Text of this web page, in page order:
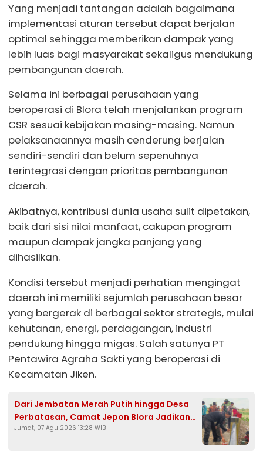
Yang menjadi tantangan adalah bagaimana
implementasi aturan tersebut dapat berjalan
optimal sehingga memberikan dampak yang
lebih luas bagi masyarakat sekaligus mendukung
pembangunan daerah.
Selama ini berbagai perusahaan yang
beroperasi di Blora telah menjalankan program
CSR sesuai kebijakan masing-masing. Namun
pelaksanaannya masih cenderung berjalan
sendiri-sendiri dan belum sepenuhnya
terintegrasi dengan prioritas pembangunan
daerah.
Akibatnya, kontribusi dunia usaha sulit dipetakan,
baik dari sisi nilai manfaat, cakupan program
maupun dampak jangka panjang yang
dihasilkan.
Kondisi tersebut menjadi perhatian mengingat
daerah ini memiliki sejumlah perusahaan besar
yang bergerak di berbagai sektor strategis, mulai
kehutanan, energi, perdagangan, industri
pendukung hingga migas. Salah satunya PT
Pentawira Agraha Sakti yang beroperasi di
Kecamatan Jiken.
Dari Jembatan Merah Putih hingga Desa
Perbatasan, Camat Jepon Blora Jadikan
HUT Ke-81 RI Momentum Gotong Royong
Jumat, 07 Agu 2026 13:28 WIB